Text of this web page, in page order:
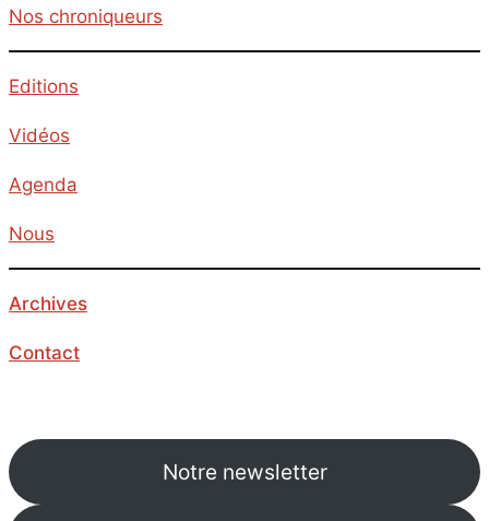
Nos chroniqueurs
Editions
Vidéos
Agenda
Nous
Archives
Contact
Notre newsletter